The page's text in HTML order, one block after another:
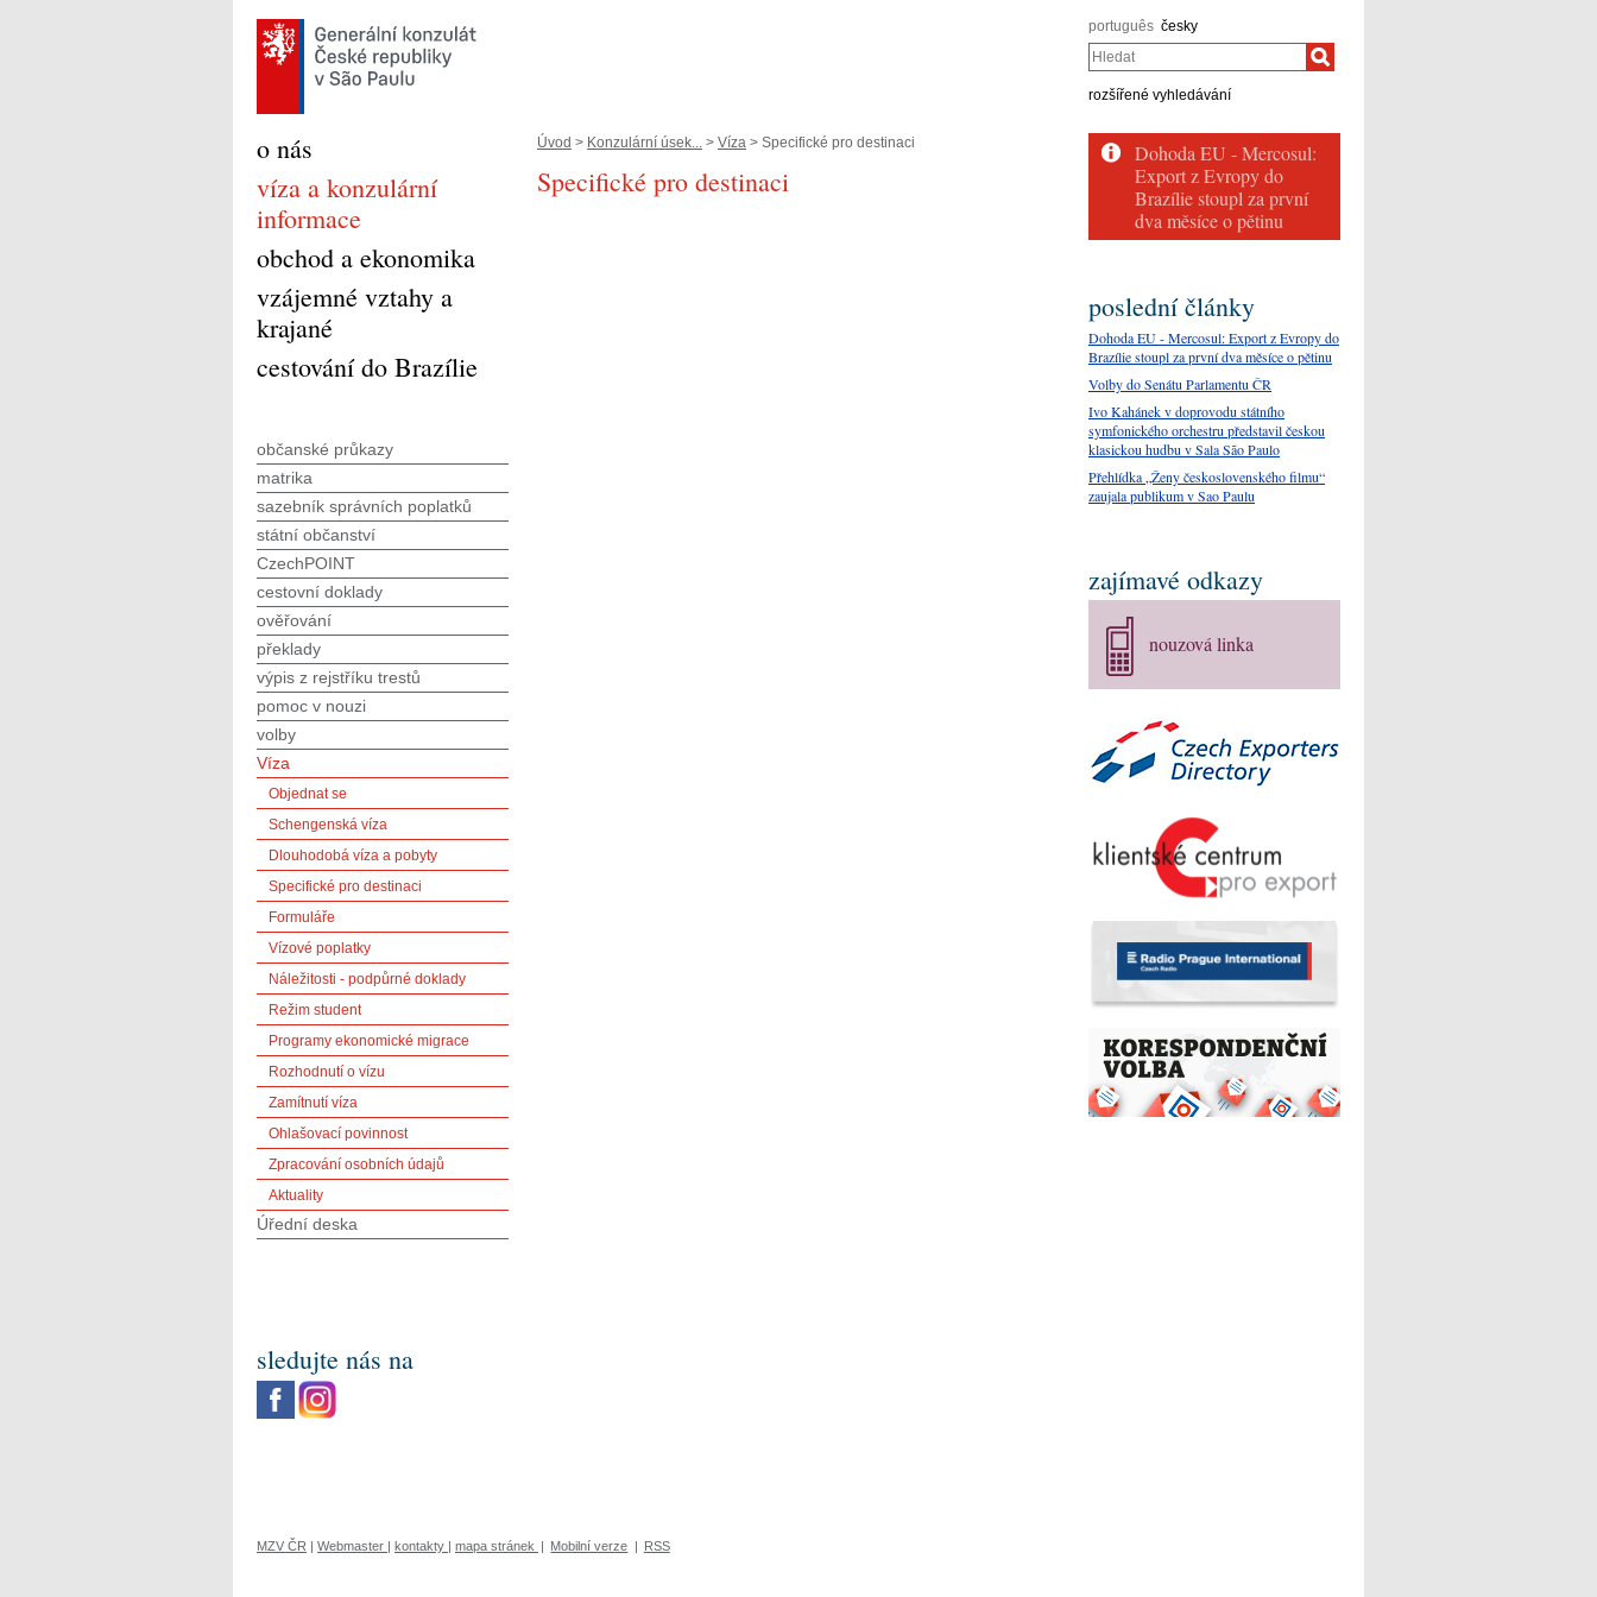
português česky
Hledat
rozšířené vyhledávání
Úvod > Konzulární úsek... > Víza > Specifické pro destinaci
Specifické pro destinaci
o nás
víza a konzulární
informace
obchod a ekonomika
vzájemné vztahy a
krajané
cestování do Brazílie
občanské průkazy
matrika
sazebník správních poplatků
státní občanství
CzechPOINT
cestovní doklady
ověřování
překlady
výpis z rejstříku trestů
pomoc v nouzi
volby
Víza
Objednat se
Schengenská víza
Dlouhodobá víza a pobyty
Specifické pro destinaci
Formuláře
Vízové poplatky
Náležitosti - podpůrné doklady
Režim student
Programy ekonomické migrace
Rozhodnutí o vízu
Zamítnutí víza
Ohlašovací povinnost
Zpracování osobních údajů
Aktuality
Úřední deska
sledujte nás na
Dohoda EU - Mercosul:
Export z Evropy do
Brazílie stoupl za první
dva měsíce o pětinu
poslední články
Dohoda EU - Mercosul: Export z Evropy do
Brazílie stoupl za první dva měsíce o pětinu
Volby do Senátu Parlamentu ČR
Ivo Kahánek v doprovodu státního
symfonického orchestru představil českou
klasickou hudbu v Sala São Paulo
Přehlídka „Ženy československého filmu“
zaujala publikum v Sao Paulu
zajímavé odkazy
nouzová linka
MZV ČR | Webmaster | kontakty | mapa stránek | Mobilní verze | RSS